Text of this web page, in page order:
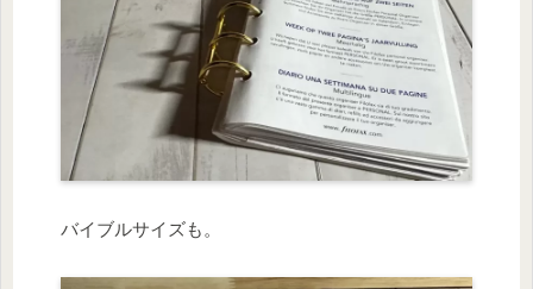
バイブルサイズも。